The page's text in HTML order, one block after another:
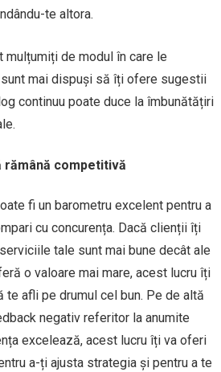
te altora.
mulțumiți de modul în care le
mai dispuși să îți ofere sugestii
continuu poate duce la îmbunătățiri
rămână competitivă
fi un barometru excelent pentru a
cu concurența. Dacă clienții îți
tale sunt mai bune decât ale
o valoare mai mare, acest lucru îți
te afli pe drumul cel bun. Pe de altă
negativ referitor la anumite
excelează, acest lucru îți va oferi
a-ți ajusta strategia și pentru a te